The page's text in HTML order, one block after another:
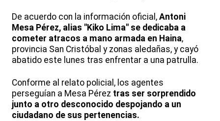
De acuerdo con la información oficial, Antoni
Mesa Pérez, alias "Kiko Lima" se dedicaba a
cometer atracos a mano armada en Haina,
provincia San Cristóbal y zonas aledañas, y cayó
abatido este lunes tras enfrentar a una patrulla.
Conforme al relato policial, los agentes
perseguían a Mesa Pérez tras ser sorprendido
junto a otro desconocido despojando a un
ciudadano de sus pertenencias.